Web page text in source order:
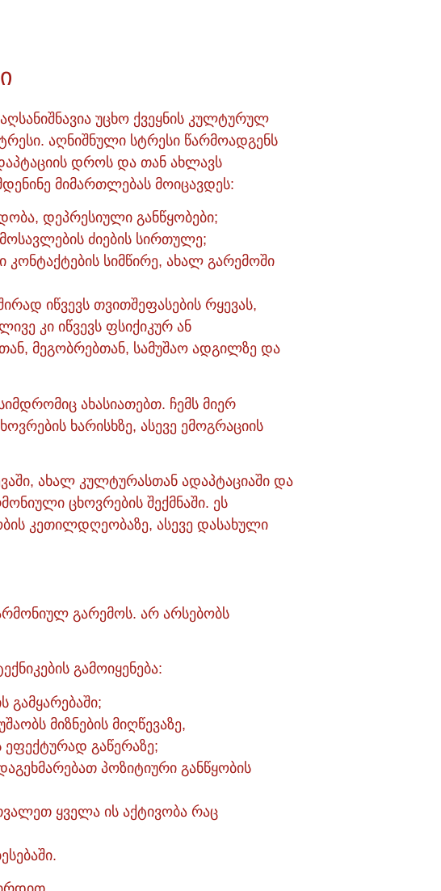
უცხო ქვეყნის კულტურულ
აღნიშნული სტრესი წარმოადგენს
დროს და თან ახლავს
მიმართლებას მოიცავდეს:
დეპრესიული განწყობები;
ძიების სირთულე;
სიმწირე, ახალ გარემოში
იწვევს თვითშეფასების რყევას,
კი იწვევს ფსიქიკურ ან
მეგობრებთან, სამუშაო ადგილზე და
ახასიათებთ. ჩემს მიერ
ხარისხზე, ასევე ემოგრაციის
ახალ კულტურასთან ადაპტაციაში და
ცხოვრების შექმნაში. ეს
კეთილდღეობაზე, ასევე დასახული
გარემოს. არ არსებობს
გამოიყენება:
გამყარებაში;
მიზნების მიღწევაზე,
ეფექტურად გაწერაზე;
პოზიტიური განწყობის
ყველა ის აქტივობა რაც